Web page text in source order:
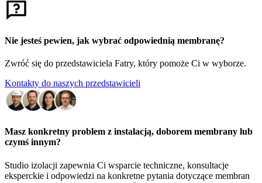
Nie jesteś pewien, jak wybrać odpowiednią membranę?
Zwróć się do przedstawiciela Fatry, który pomoże Ci w wyborze.
Kontakty do naszych przedstawicieli
Masz konkretny problem z instalacją, doborem membrany lub
czymś innym?
Studio izolacji zapewnia Ci wsparcie techniczne, konsultacje
eksperckie i odpowiedzi na konkretne pytania dotyczące membran